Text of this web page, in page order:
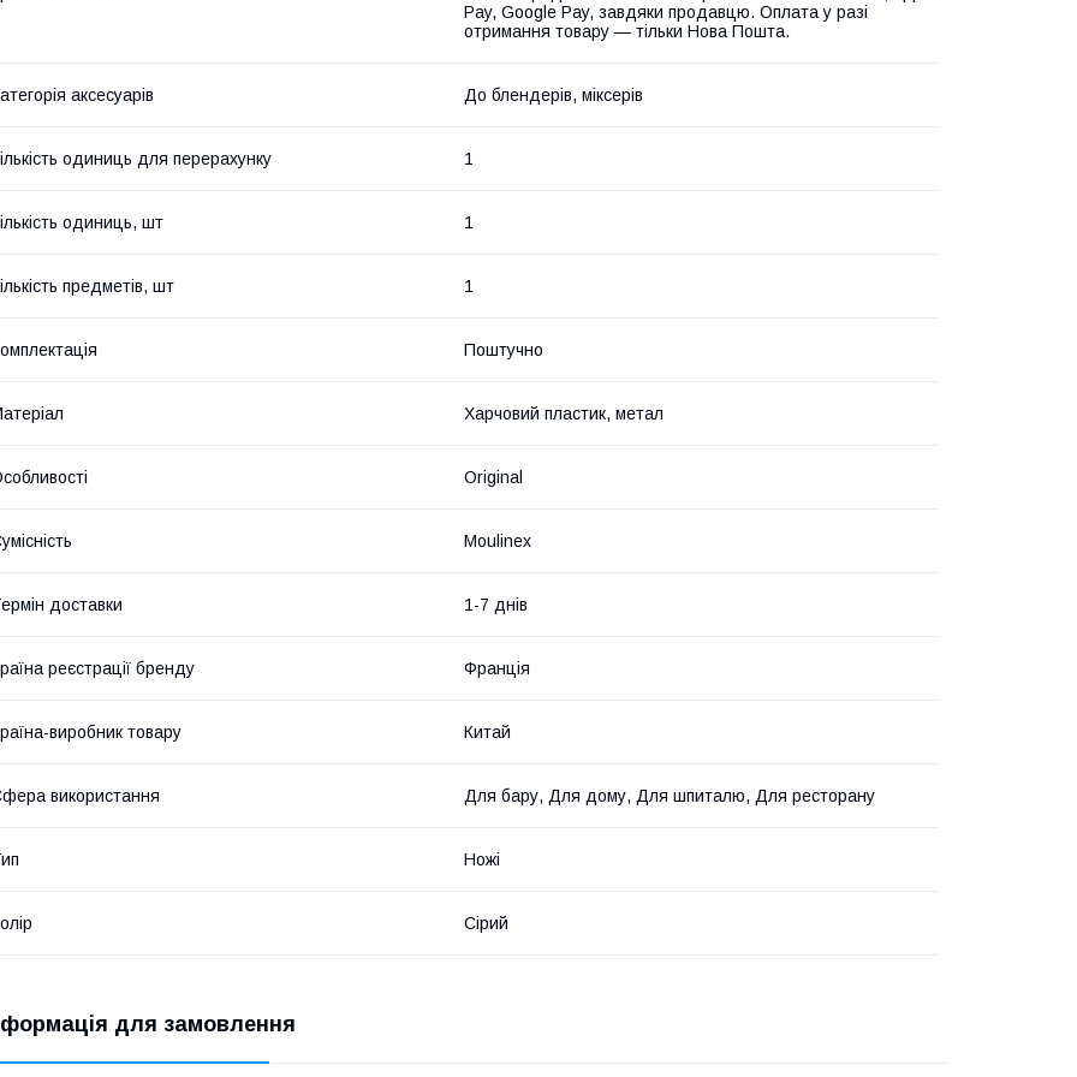
Pay, Google Pay, завдяки продавцю. Оплата у разі
отримання товару — тільки Нова Пошта.
аксесуарів До блендерів, міксерів
одиниць для перерахунку 1
одиниць, шт 1
предметів, шт 1
Поштучно
Харчовий пластик, метал
Original
Moulinex
доставки 1-7 днів
реєстрації бренду Франція
виробник товару Китай
використання Для бару, Для дому, Для шпиталю, Для ресторану
Ножі
Сірий
для замовлення